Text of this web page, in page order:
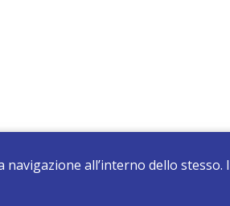
all’interno dello